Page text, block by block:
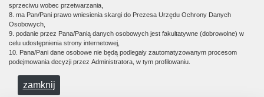
sprzeciwu wobec przetwarzania,
8. ma Pan/Pani prawo wniesienia skargi do Prezesa Urzędu Ochrony Danych
Osobowych,
9. podanie przez Pana/Panią danych osobowych jest fakultatywne (dobrowolne) w
celu udostępnienia strony internetowej,
10. Pana/Pani dane osobowe nie będą podlegały zautomatyzowanym procesom
podejmowania decyzji przez Administratora, w tym profilowaniu.
zamknij